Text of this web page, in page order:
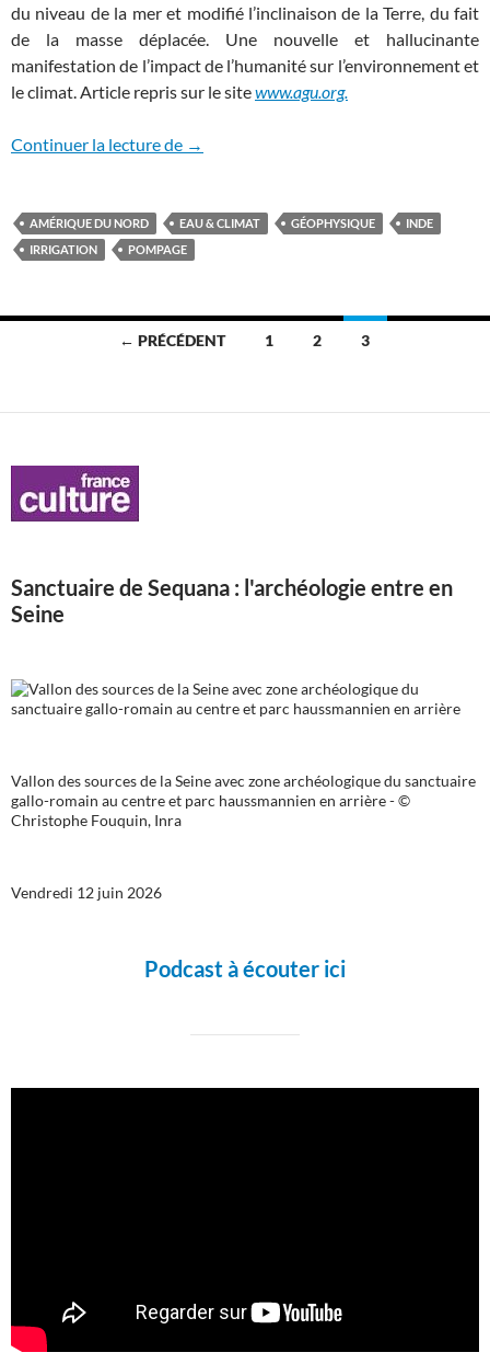
du niveau de la mer et modifié l’inclinaison de la Terre, du fait
de la masse déplacée. Une nouvelle et hallucinante
manifestation de l’impact de l’humanité sur l’environnement et
le climat. Article repris sur le sitewww.agu.org.
Continuer la lecture de Le pompage massif de l’eau modifie
→
AMÉRIQUE DU NORD EAU & CLIMAT GÉOPHYSIQUE
INDE
IRRIGATION
POMPAGE
Navigation
articles
← PRÉCÉDENT 1 2 3
Sanctuaire de Sequana : l'archéologie entre en
Seine
Vallon des sources de la Seine avec zone archéologique du sanctuaire
gallo-romain au centre et parc haussmannien en arrière - ©
Christophe Fouquin, Inra
Vendredi 12 juin 2026
Podcast à écouter ici